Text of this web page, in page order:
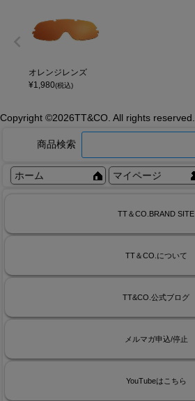
オレンジレンズ
¥1,980(税込)
Copyright ©2026TT&CO. All rights reserved.
商品検索
ホーム マイページ
TT＆CO.BRAND SITE
TT＆CO.について
TT&CO.公式ブログ
メルマガ申込/停止
YouTubeはこちら